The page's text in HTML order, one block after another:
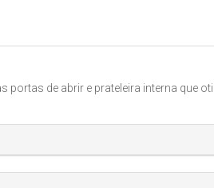
de abrir e prateleira interna que